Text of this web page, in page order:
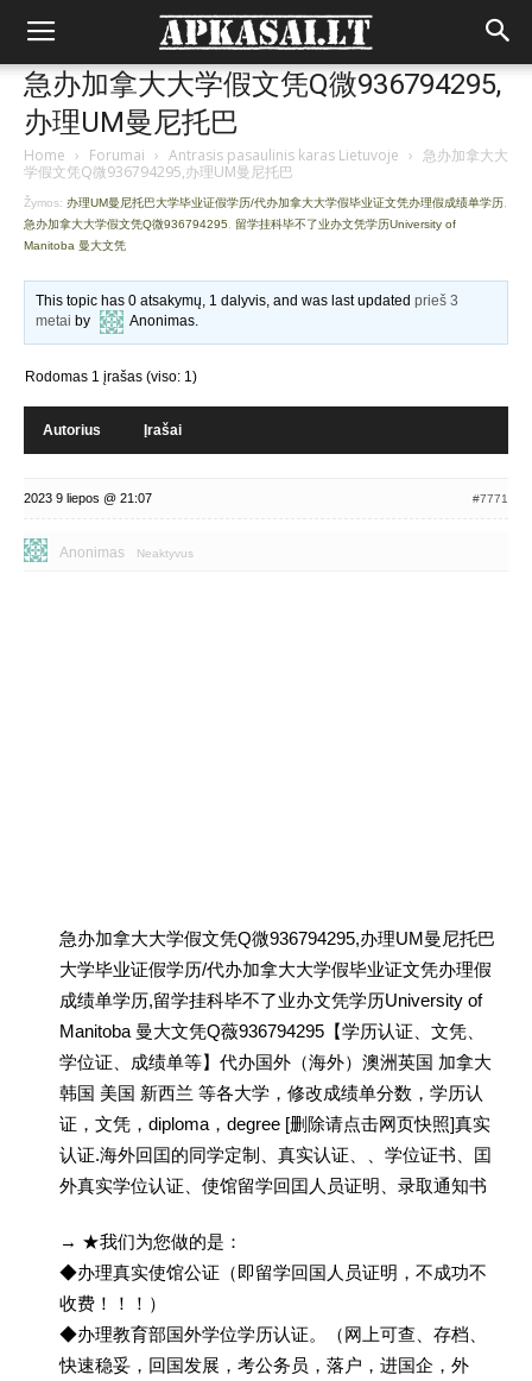
急办加拿大大学假文凭Q微936794295,
办理UM曼尼托巴
Home › Forumai › Antrasis pasaulinis karas Lietuvoje › 急办加拿大大
学假文凭Q微936794295,办理UM曼尼托巴
Žymos: 办理UM曼尼托巴大学毕业证假学历/代办加拿大大学假毕业证文凭办理假成绩单学历
急办加拿大大学假文凭Q微936794295
留学挂科毕不了业办文凭学历University of
Manitoba 曼大文凭
This topic has 0 atsakymų, 1 dalyvis, and was last updatedprieš 3
metai by Anonimas.
Rodomas 1 įrašas (viso: 1)
Autorius Įrašai
2023 9 liepos @ 21:07 #7771
Anonimas Neaktyvus
急办加拿大大学假文凭Q微936794295,办理UM曼尼托巴
大学毕业证假学历/代办加拿大大学假毕业证文凭办理假
成绩单学历,留学挂科毕不了业办文凭学历University of
Manitoba 曼大文凭Q薇936794295【学历认证、文凭、
学位证、成绩单等】代办国外（海外）澳洲英国 加拿大
韩国 美国 新西兰 等各大学，修改成绩单分数，学历认
证，文凭，diploma，degree [删除请点击网页快照]真实
认证.海外回囯的同学定制、真实认证、、学位证书、囯
外真实学位认证、使馆留学回囯人员证明、录取通知书
→ ★我们为您做的是：
◆办理真实使馆公证（即留学回国人员证明，不成功不
收费！！！）
◆办理教育部国外学位学历认证。（网上可查、存档、
快速稳妥，回国发展，考公务员，落户，进国企，外